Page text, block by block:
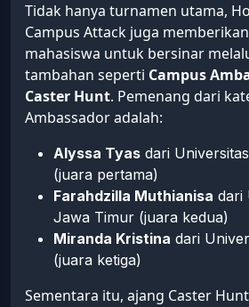
Tidak hanya turnamen utama,
Campus Attack juga
mahasiswa untuk bersinar
tambahan seperti Campus
Caster Hunt. Pemenang dari
Ambassador adalah:
Alyssa Tyas dari
(juara pertama)
Farahdzilla Muthianisa dari
Jawa Timur (juara kedua)
Miranda Kristina dari
(juara ketiga)
Sementara itu, ajang Caster